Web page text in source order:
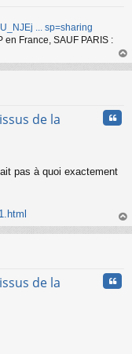
... sp=sharing
France, SAUF PARIS :
au
de la
pas à quoi exactement
au
de la